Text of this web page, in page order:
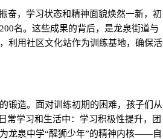
奋，学习状态和精神面貌焕然一新，初
名。这些成果的背后，是龙泉街道与
利用社区文化站作为训练基地，确保活
锻造。面对训练初期的困难，孩子们从
常学习和生活中：学习积极性提升，团
龙泉中学“醒狮少年”的精神内核——自